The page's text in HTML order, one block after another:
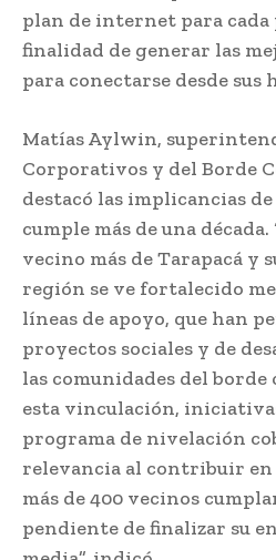
plan de internet para
finalidad de generar las
para conectarse desde sus
Matías Aylwin,
Corporativos y del Borde
destacó las implicancias
cumple más de una
vecino más de Tarapacá y
región se ve fortalecido
líneas de apoyo, que han
proyectos sociales y de
las comunidades del borde
esta vinculación,
programa de nivelación
relevancia al contribuir en
más de 400 vecinos
pendiente de finalizar su